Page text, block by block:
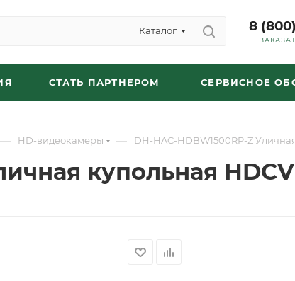
Каталог 8
СТАТЬ ПАРТНЕРОМ СЕРВИСНОЕ
— HD-видеокамеры — DH-HAC-HDBW1500RP-Z
купольная